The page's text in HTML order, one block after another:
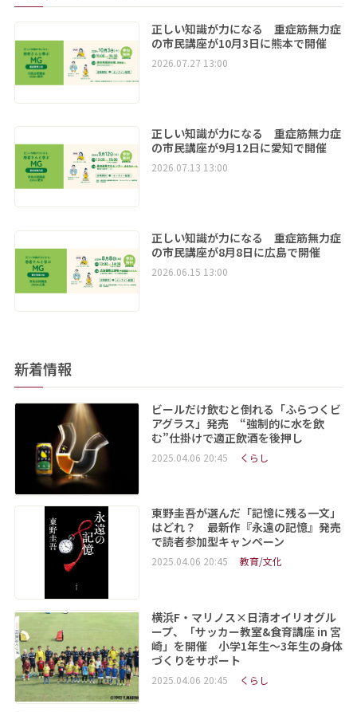
正しい知識が力になる 重症筋無力症
の市民講座が10月3日に熊本で開催
2026.07.27 13:00
正しい知識が力になる 重症筋無力症
の市民講座が9月12日に愛知で開催
2026.07.13 13:00
正しい知識が力になる 重症筋無力症
の市民講座が8月8日に広島で開催
2026.06.15 13:00
新着情報
ビールだけ飲むと倒れる「ふらつくビ
アグラス」発売 “強制的に水を飲
む”仕掛けで適正飲酒を後押し
2025.04.06 20:45 くらし
東野圭吾が選んだ「記憶に残る一文」
はどれ？ 最新作『永遠の記憶』発売
で読者参加型キャンペーン
2025.04.06 20:45 教育/文化
横浜F・マリノス×日清オイリオグル
ープ、「サッカー教室&食育講座 in 宮
崎」を開催 小学1年生～3年生の身体
づくりをサポート
2025.04.06 20:45 くらし